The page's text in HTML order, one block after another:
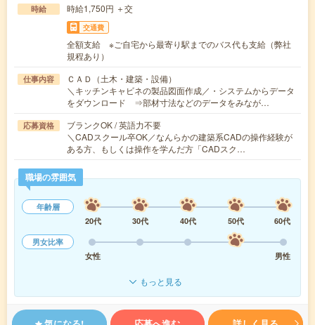
時給 時給1,750円 ＋交
交通費
全額支給 ※ご自宅から最寄り駅までのバス代も支給（弊社
規程あり）
仕事内容
ＣＡＤ（土木・建築・設備）
＼キッチンキャビネの製品図面作成／・システムからデータ
をダウンロード ⇒部材寸法などのデータをみなが…
応募資格
ブランクOK / 英語力不要
＼CADスクール卒OK／なんらかの建築系CADの操作経験が
ある方、もしくは操作を学んだ方「CADスク…
職場の雰囲気
年齢層
20代
30代 40代 50代
60代
男女比率
女性
男性
もっと見る